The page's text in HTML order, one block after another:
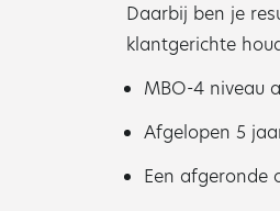
Daarbij ben je
klantgerichte
MBO-4 niveau
Afgelopen 5
Een afgeronde